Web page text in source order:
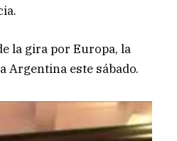
la gira por Europa, la
Argentina este sábado.